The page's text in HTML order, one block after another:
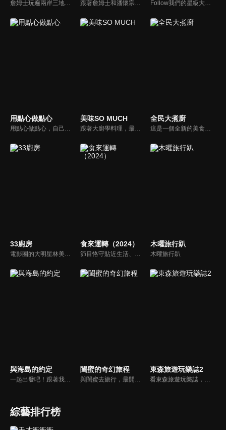
用點心做點心
用點心做點心，自己動手最開心！全台唯一以點心烘焙為主題的電視節目，邀請熱愛烘焙料理的你/妳，一起加入我們DIY各式各樣的點心。
美味SO MUCH
跟著大廚學料理，最強的料理小百科，美味SO MUCH！
全民大煮廚
這是一個全新的美食節目，將為您煮出台灣的好滋味，豐富、美味的畫面，傳遞「煮廚」對料理的用心，獨特的介紹方式，要你吃得更有創意、吃得更有趣！現今飲食已趨健康走向為主，「全民大煮廚」要用「輕食輕煙」讓你吃出健康與活力，並帶觀眾們從食材開始，想成為達人級的吃貨，走～我們從「煮」開始！
33廚房
電影圈的大明星林美秀首度跨足綜藝接主持棒，帶領駱進漢師傅以及黃景龍師傅大展廚藝與觀眾們一起美味上菜！
食來運轉（2024）
節目恪守貼近生活、生動有趣的創作目標，探求美食新境界。八閩創富系列，展現勤勞樸實的八閩人播撒希望、耕耘收穫，共同構建起脫貧攻堅，創建小康生活的風貌。
木曜旅行趴
木曜旅行趴
與海島的約定
一起出發吧！跟著我們一起體驗海島度假的迷人魅力！從金門開始以主題旅遊方式，跟隨主持人融入當地風土民情及內行人才知道的海島秘境，深度悠遊各個魅力島嶼，讓我們一起逃離城市生活，遠離塵世喧囂，來一趟海島旅程，體驗臨海觀景的視覺震撼，感受最原始的島嶼力量。
閨蜜的奇幻旅程
與閨蜜去旅行，最開心的就是不需要再顧及任何女生形象，可以盡情解放自己，一起完成瘋狂的事，節目主持人為演藝圈有十多年的情誼好友組合-小甜甜、王宇婕、王少偉和韋汝，帶領觀眾一起體驗閨蜜專屬浪漫行程，分享各自的時尚資訊，一起瘋一起笑，一同創造無價的回憶及故事！
東森旅遊玩樂誌2
看東森旅遊玩樂誌，發現旅遊吃喝玩樂新鮮事，玩樂誌帶大家輕鬆悠遊全世界！看主持人旅途中發生什麼大小趣事？挖掘什麼樣的文化趣味，和他們一起好笑、一起感動！跟著節目這樣玩！
綜藝排行榜